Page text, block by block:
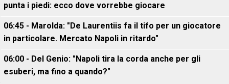
punta i piedi: ecco dove vorrebbe giocare
06:45 - Marolda: "De Laurentiis fa il tifo per un giocatore
in particolare. Mercato Napoli in ritardo"
06:00 - Del Genio: "Napoli tira la corda anche per gli
esuberi, ma fino a quando?"